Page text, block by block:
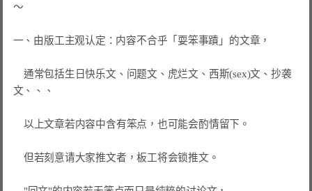
～
一、由版工主观认定：内容不合乎「耍笨事蹟」的文章，
文、、、